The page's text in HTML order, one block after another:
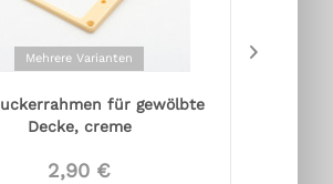
Mehrere Varianten
für gewölbte
Decke, creme
2,90 €